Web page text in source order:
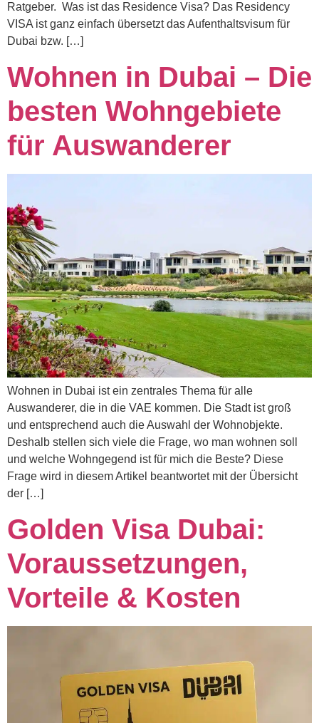
Ratgeber. Was ist das Residence Visa? Das Residency
VISA ist ganz einfach übersetzt das Aufenthaltsvisum für
Dubai bzw. […]
Wohnen in Dubai – Die
besten Wohngebiete
für Auswanderer
Wohnen in Dubai ist ein zentrales Thema für alle
Auswanderer, die in die VAE kommen. Die Stadt ist groß
und entsprechend auch die Auswahl der Wohnobjekte.
Deshalb stellen sich viele die Frage, wo man wohnen soll
und welche Wohngegend ist für mich die Beste? Diese
Frage wird in diesem Artikel beantwortet mit der Übersicht
der […]
Golden Visa Dubai:
Voraussetzungen,
Vorteile & Kosten